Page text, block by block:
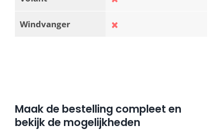
Windvanger
Maak de bestelling compleet en
bekijk de mogelijkheden